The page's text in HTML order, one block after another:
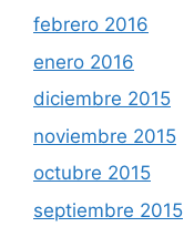
febrero 2016
enero 2016
diciembre 2015
noviembre 2015
octubre 2015
septiembre 2015